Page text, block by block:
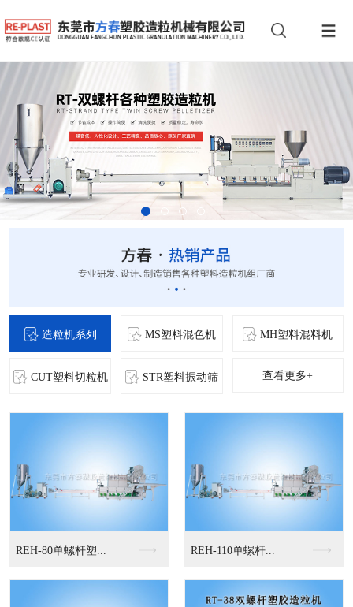
造粒机系列 MS塑料混色机 MH塑料混料机
CUT塑料切粒机 STR塑料振动筛 查看更多+
MS-立式混色机